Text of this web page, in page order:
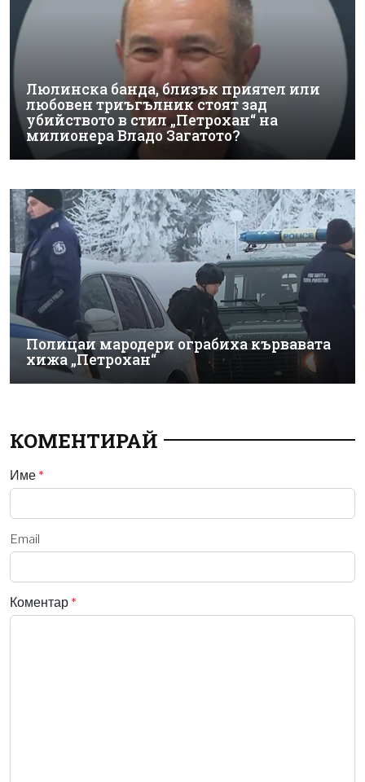
Люлинска банда, близък приятел или
любовен триъгълник стоят зад
убийството в стил „Петрохан“ на
милионера Владо Загатото?
Полицаи мародери ограбиха кървавата
хижа „Петрохан“
КОМЕНТИРАЙ
Име *
Email
Коментар *